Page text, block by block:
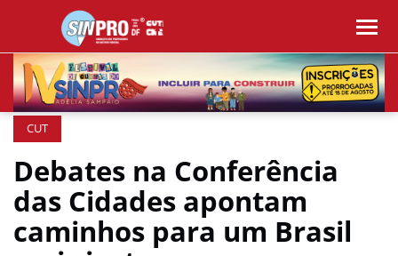
CUT
Debates na Conferência
das Cidades apontam
caminhos para um Brasil